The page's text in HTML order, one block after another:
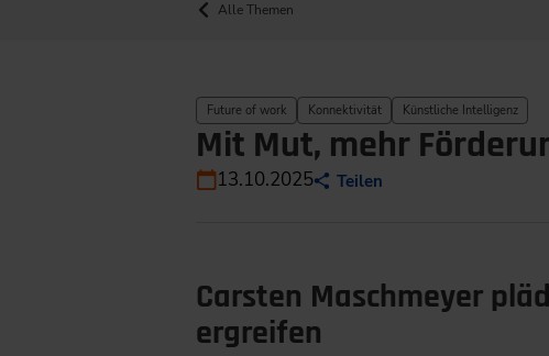
Alle Themen
Future of work Konnektivität Künstliche Intelligenz
Mit Mut, mehr
13.10.2025 Teilen
Carsten Maschmeyer
ergreifen